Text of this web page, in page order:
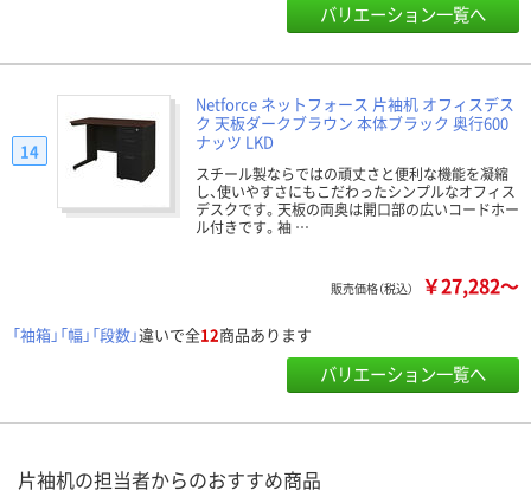
バリエーション一覧へ
Netforce ネットフォース 片袖机 オフィスデス
ク 天板ダークブラウン 本体ブラック 奥行600
ナッツ LKD
スチール製ならではの頑丈さと便利な機能を凝縮
し、使いやすさにもこだわったシンプルなオフィス
デスクです。天板の両奥は開口部の広いコードホー
ル付きです。袖 …
14
販売価格（税込） ￥27,282～
「袖箱」「幅」「段数」違いで全12商品あります
バリエーション一覧へ
片袖机の担当者からのおすすめ商品